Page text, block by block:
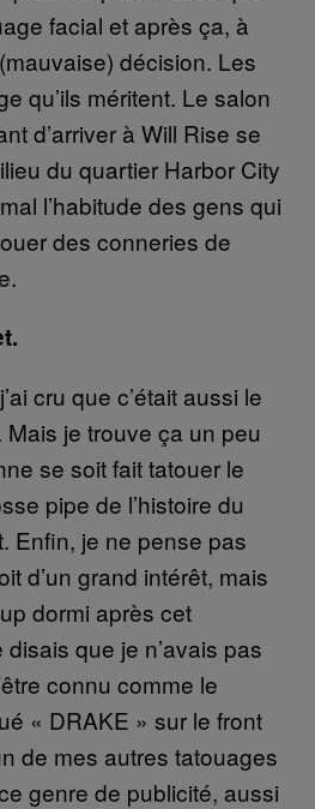
facial et après ça, à
décision. Les
qu’ils méritent. Le salon
d’arriver à Will Rise se
du quartier Harbor City
l’habitude des gens qui
des conneries de
cru que c’était aussi le
je trouve ça un peu
se soit fait tatouer le
pipe de l’histoire du
Enfin, je ne pense pas
d’un grand intérêt, mais
dormi après cet
que je n’avais pas
connu comme le
« DRAKE » sur le front
de mes autres tatouages
genre de publicité, aussi